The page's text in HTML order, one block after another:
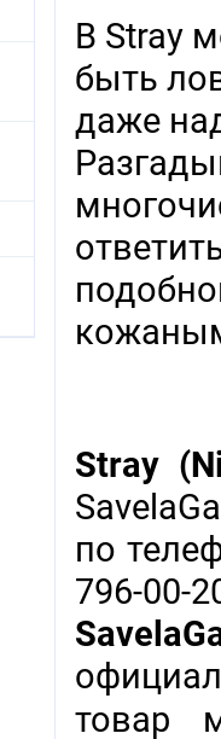
В Stray
быть
даже
Stray
по
796-00-
товар